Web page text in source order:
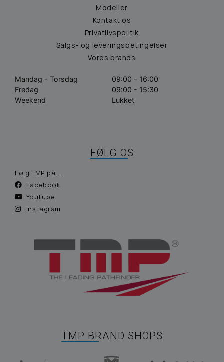
Modeller
Kontakt os
Privatlivspolitik
Salgs- og leveringsbetingelser
Vores brands
Mandag - Torsdag
09:00 - 16:00
Fredag
09:00 - 15:30
Weekend
Lukket
FØLG OS
Følg TMP på...
Facebook
Youtube
Instagram
TMP BRAND SHOPS